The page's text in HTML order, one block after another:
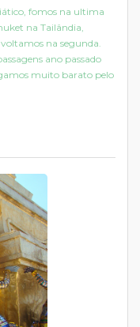
fomos na ultima
na Tailândia,
na segunda.
ano passado
muito barato pelo